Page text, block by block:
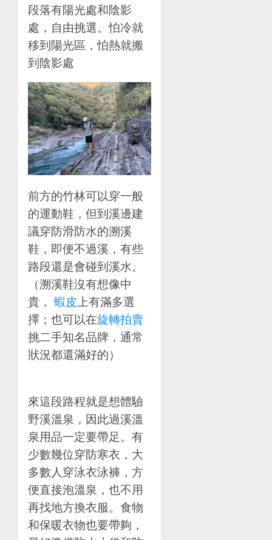
段落有陽光處和陰影
處，自由挑選。怕冷就
移到陽光區，怕熱就搬
到陰影處
前方的竹林可以穿一般
的運動鞋，但到溪邊建
議穿防滑防水的溯溪
鞋，即便不過溪，有些
路段還是會碰到溪水。
（溯溪鞋沒有想像中
貴， 蝦皮 上有滿多選
擇；也可以在旋轉拍賣
挑二手知名品牌，通常
狀況都還滿好的）
來這段路程就是想體驗
野溪溫泉，因此過溪溫
泉用品一定要帶足。有
少數幾位穿防寒衣，大
多數人穿泳衣泳褲，方
便直接泡溫泉，也不用
再找地方換衣服。食物
和保暖衣物也要帶夠，